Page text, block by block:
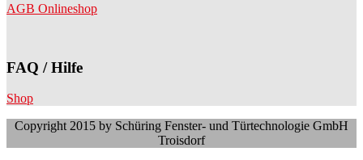
AGB Onlineshop
FAQ / Hilfe
Shop
Copyright 2015 by Schüring Fenster- und Türtechnologie GmbH
Troisdorf